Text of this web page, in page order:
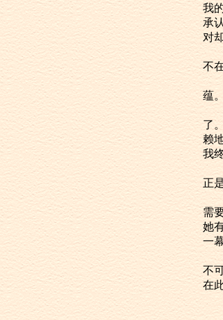
我
承
对
门
不
我
蕴
我
了
赖
我
果
正
看
需
她
一
我
不
在
我
王